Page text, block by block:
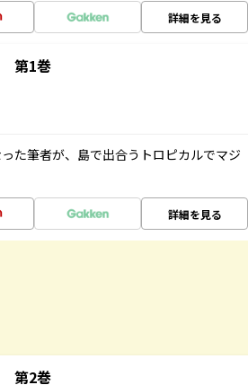
詳細を見る
第1巻
た筆者が、島で出合うトロピカルでマジ
詳細を見る
第2巻